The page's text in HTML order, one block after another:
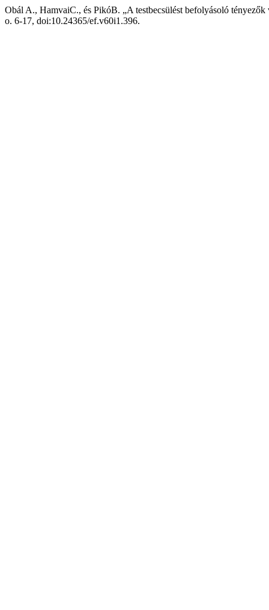
Obál A., HamvaiC., és PikóB. „A testbecsülést befolyásoló
o. 6-17, doi:10.24365/ef.v60i1.396.